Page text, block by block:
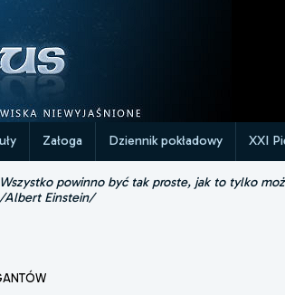
Załoga Dziennik pokładowy XXI
Wszystko powinno być tak proste, jak to tylko
/Albert Einstein/